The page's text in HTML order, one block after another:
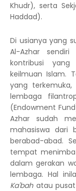
Khudr), serta
Haddad).
Di usianya yang
Al-Azhar
kontribusi
keilmuan Islam.
yang terkemuka,
lembaga
(Endowment
Azhar sudah
mahasiswa dari
berabad-abad.
tempat
dalam gerakan
lembaga. Hal
Ka'bah atau